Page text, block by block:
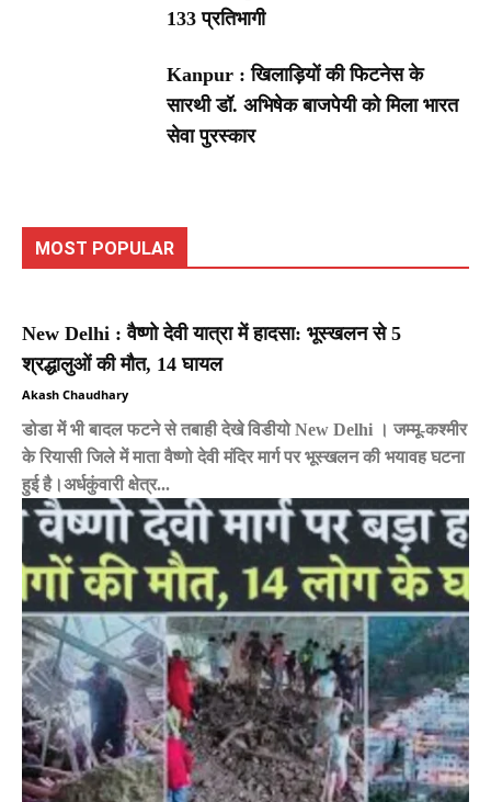
133 प्रतिभागी
Kanpur : खिलाड़ियों की फिटनेस के
सारथी डॉ. अभिषेक बाजपेयी को मिला भारत
सेवा पुरस्कार
MOST POPULAR
New Delhi : वैष्णो देवी यात्रा में हादसा: भूस्खलन से 5
श्रद्धालुओं की मौत, 14 घायल
Akash Chaudhary
डोडा में भी बादल फटने से तबाही देखे विडीयो New Delhi । जम्मू-कश्मीर
के रियासी जिले में माता वैष्णो देवी मंदिर मार्ग पर भूस्खलन की भयावह घटना
हुई है।अर्धकुंवारी क्षेत्र...